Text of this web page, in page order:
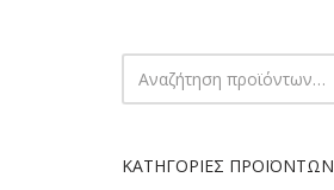
ΚΑΤΗΓΟΡΊΕΣ ΠΡΟΪΌΝΤΩΝ